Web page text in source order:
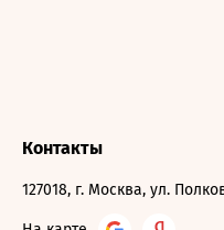
Контакты
127018, г. Москва, ул.